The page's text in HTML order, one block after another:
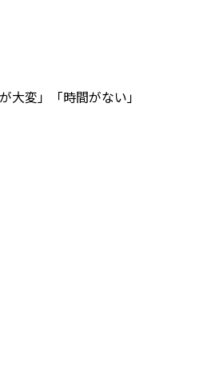
大変」「時間がない」